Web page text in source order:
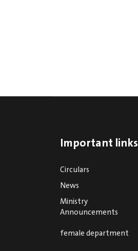
Important links
Circulars
News
Ministry
Announcements
female department